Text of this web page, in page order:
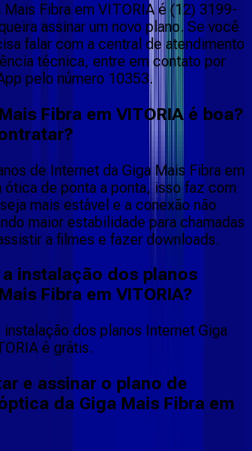
Mais Fibra em VITORIA é (12) 3199-
assinar um novo plano. Se você
falar com a central de atendimento
técnica, entre em contato por
pelo número 10353.
Fibra em VITORIA é boa?
de Internet da Giga Mais Fibra em
ótica de ponta a ponta, isso faz com
mais estável e a conexão não
maior estabilidade para chamadas
a filmes e fazer downloads.
instalação dos planos
Fibra em VITORIA?
instalação dos planos Internet Giga
é grátis.
e assinar o plano de
da Giga Mais Fibra em